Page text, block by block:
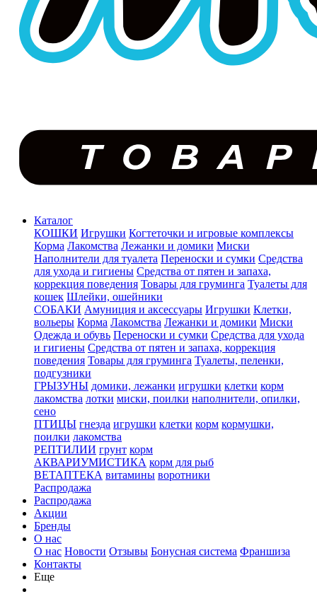
Каталог
КОШКИ Игрушки Когтеточки и игровые комплексы
Корма Лакомства Лежанки и домики Миски
Наполнители для туалета Переноски и сумки Средства
для ухода и гигиены Средства от пятен и запаха,
коррекция поведения Товары для груминга Туалеты для
кошек Шлейки, ошейники
СОБАКИ Амуниция и аксессуары Игрушки Клетки,
вольеры Корма Лакомства Лежанки и домики Миски
Одежда и обувь Переноски и сумки Средства для ухода
и гигиены Средства от пятен и запаха, коррекция
поведения Товары для груминга Туалеты, пеленки,
подгузники
ГРЫЗУНЫ домики, лежанки игрушки клетки корм
лакомства лотки миски, поилки наполнители, опилки,
сено
ПТИЦЫ гнезда игрушки клетки корм кормушки,
поилки лакомства
РЕПТИЛИИ грунт корм
АКВАРИУМИСТИКА корм для рыб
ВЕТАПТЕКА витамины воротники
Распродажа
Распродажа
Акции
Бренды
О нас
О нас Новости Отзывы Бонусная система Франшиза
Контакты
Еще